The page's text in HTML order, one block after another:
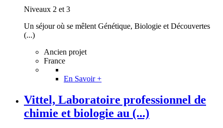
Niveaux 2 et 3
Un séjour où se mêlent Génétique, Biologie et Découvertes
(...)
Ancien projet
France
En Savoir +
Vittel, Laboratoire professionnel de
chimie et biologie au (...)